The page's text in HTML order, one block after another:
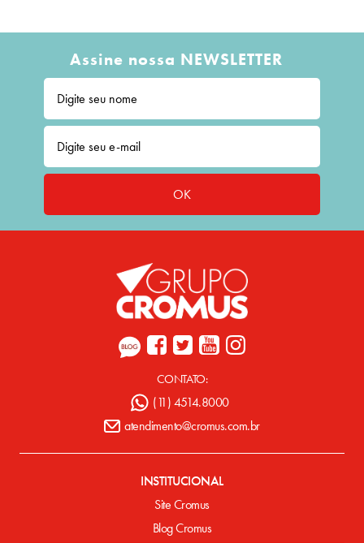
Assine nossa NEWSLETTER
OK
CONTATO:
(11) 4514.8000
atendimento@cromus.com.br
INSTITUCIONAL
Site Cromus
Blog Cromus